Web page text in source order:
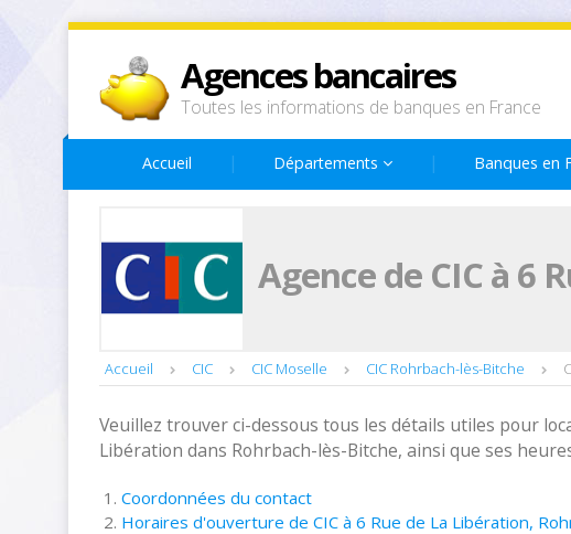
Agences bancaires
Toutes les informations de banques en France
Accueil Départements Banques en
Agence de CIC à 6
Accueil CIC CIC Moselle CIC Rohrbach-lès-Bitche
Veuillez trouver ci-dessous tous les détails utiles pour
Libération dans Rohrbach-lès-Bitche, ainsi que ses
Coordonnées du contact
Horaires d'ouverture de CIC à 6 Rue de La Libération,